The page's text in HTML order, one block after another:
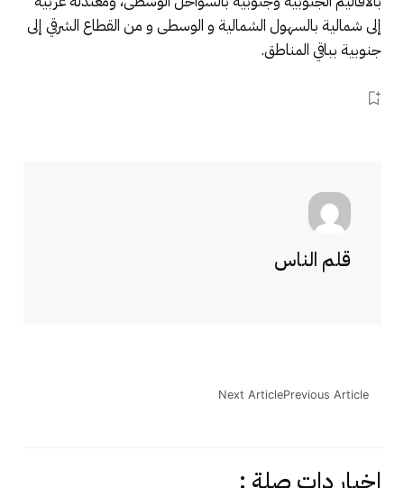
إلى شمالية بالسهول الشمالية و الوسطى و من القطاع الشرقي إلى
جنوبية بباقي المناطق.
قلم الناس
Previous Article
Next Article